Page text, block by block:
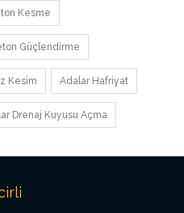
Kesme
Güçlendirme
Kesim Adalar Hafriyat
Drenaj Kuyusu Açma